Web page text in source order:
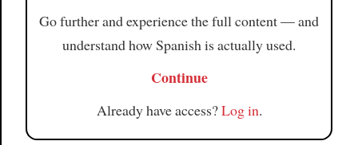
Go further and experience the full content — and
understand how Spanish is actually used.
Continue
Already have access?Log in.